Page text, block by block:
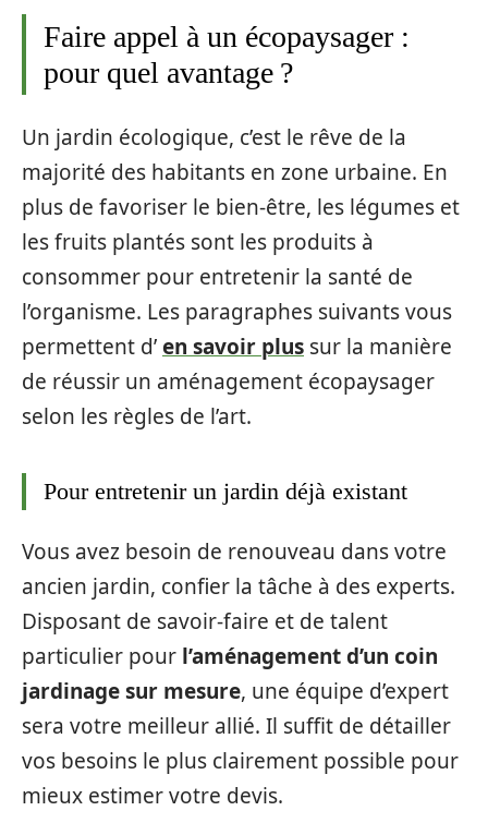
Faire appel à un écopaysager :
pour quel avantage ?
Un jardin écologique, c’est le rêve de la
majorité des habitants en zone urbaine. En
plus de favoriser le bien-être, les légumes et
les fruits plantés sont les produits à
consommer pour entretenir la santé de
l’organisme. Les paragraphes suivants vous
permettent d’en savoir plus sur la manière
de réussir un aménagement écopaysager
selon les règles de l’art.
Pour entretenir un jardin déjà existant
Vous avez besoin de renouveau dans votre
ancien jardin, confier la tâche à des experts.
Disposant de savoir-faire et de talent
particulier pour l’aménagement d’un coin
jardinage sur mesure, une équipe d’expert
sera votre meilleur allié. Il suffit de détailler
vos besoins le plus clairement possible pour
mieux estimer votre devis.